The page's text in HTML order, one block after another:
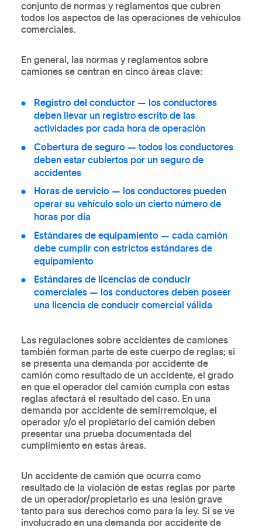
conjunto de normas y reglamentos que cubren
todos los aspectos de las operaciones de vehículos
comerciales.
En general, las normas y reglamentos sobre
camiones se centran en cinco áreas clave:
Registro del conductor — los conductores
deben llevar un registro escrito de las
actividades por cada hora de operación
Cobertura de seguro — todos los conductores
deben estar cubiertos por un seguro de
accidentes
Horas de servicio — los conductores pueden
operar su vehículo solo un cierto número de
horas por día
Estándares de equipamiento — cada camión
debe cumplir con estrictos estándares de
equipamiento
Estándares de licencias de conducir
comerciales — los conductores deben poseer
una licencia de conducir comercial válida
Las regulaciones sobre accidentes de camiones
también forman parte de este cuerpo de reglas; si
se presenta una demanda por accidente de
camión como resultado de un accidente, el grado
en que el operador del camión cumpla con estas
reglas afectará el resultado del caso. En una
demanda por accidente de semirremolque, el
operador y/o el propietario del camión deben
presentar una prueba documentada del
cumplimiento en estas áreas.
Un accidente de camión que ocurra como
resultado de la violación de estas reglas por parte
de un operador/propietario es una lesión grave
tanto para sus derechos como para la ley. Si se ve
involucrado en una demanda por accidente de